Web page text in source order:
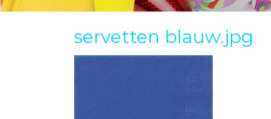
servetten blauw.jpg